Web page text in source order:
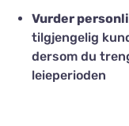
Vurder
tilgjengelig
dersom du
leieperioden